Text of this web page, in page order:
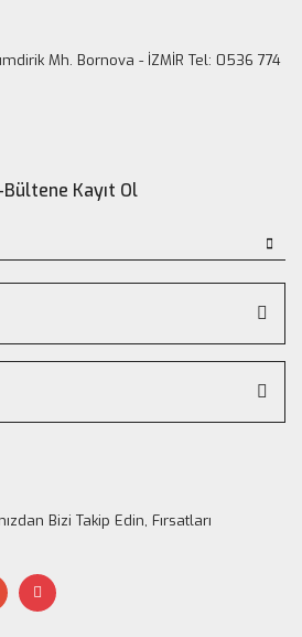
Mh. Bornova - İZMİR Tel: 0536 774
Bültene Kayıt Ol
Bizi Takip Edin, Fırsatları